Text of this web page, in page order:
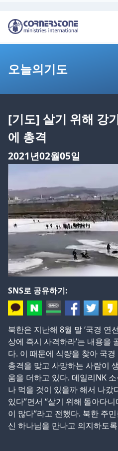
오늘의기도
[기도] 살기 위해 강
에 총격
2021년02월05일
SNS로 공유하기:
북한은 지난해 8월 말 ‘국경 연
상에 즉시 사격하라’는 내용을
다. 이 때문에 식량을 찾아 국
총격을 맞고 사망하는 사람이
움을 더하고 있다. 데일리NK
나 먹을 것이 있을까 해서 나갔
있다”면서 “살기 위해 돌아다
이 많다”라고 전했다. 북한 주
신 하나님을 만나고 의지하도